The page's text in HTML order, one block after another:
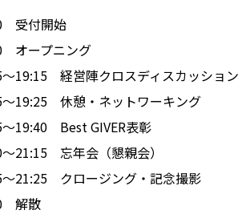
受付開始
オープニング
〜19:15 経営陣クロスディスカッション
〜19:25 休憩・ネットワーキング
〜19:40 Best GIVER表彰
21:15 忘年会（懇親会）
〜21:25 クロージング・記念撮影
解散